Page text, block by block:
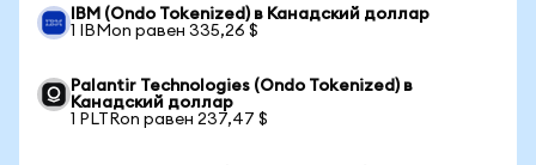
IBM (Ondo Tokenized) в Канадский доллар
1 IBMon равен 335,26 $
Palantir Technologies (Ondo Tokenized) в
Канадский доллар
1 PLTRon равен 237,47 $